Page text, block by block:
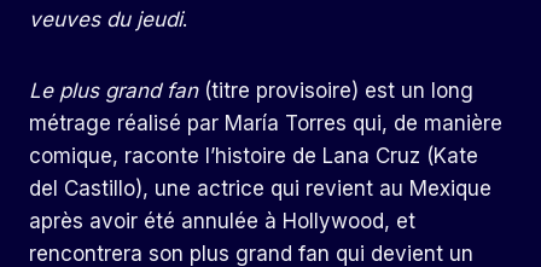
veuves du jeudi.
Le plus grand fan(titre provisoire) est un long
métrage réalisé par María Torres qui, de manière
comique, raconte l’histoire de Lana Cruz (Kate
del Castillo), une actrice qui revient au Mexique
après avoir été annulée à Hollywood, et
rencontrera son plus grand fan qui devient un